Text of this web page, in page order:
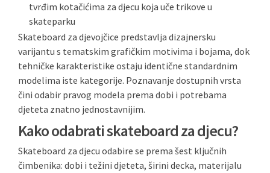
tvrđim kotačićima za djecu koja uče trikove u
skateparku
Skateboard za djevojčice predstavlja dizajnersku
varijantu s tematskim grafičkim motivima i bojama, dok
tehničke karakteristike ostaju identične standardnim
modelima iste kategorije. Poznavanje dostupnih vrsta
čini odabir pravog modela prema dobi i potrebama
djeteta znatno jednostavnijim.
Kako odabrati skateboard za djecu?
Skateboard za djecu odabire se prema šest ključnih
čimbenika: dobi i težini djeteta, širini decka, materijalu